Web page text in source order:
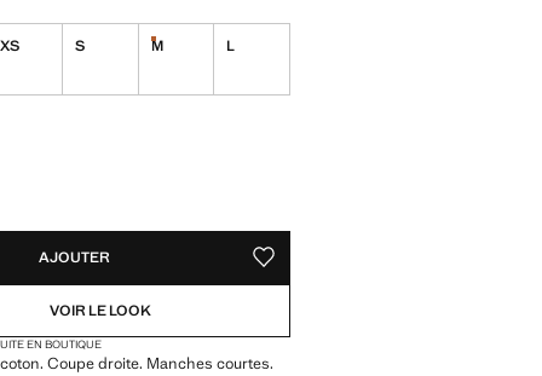
XS S M
Dernières unités !
L
AJOUTER AJOUTER AUX FAVORIS
VOIR LE LOOK
EN BOUTIQUE
Coupe droite. Manches courtes.